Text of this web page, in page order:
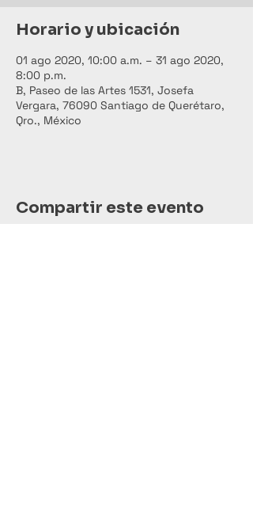
Horario y ubicación
01 ago 2020, 10:00 a.m. – 31 ago 2020,
8:00 p.m.
B, Paseo de las Artes 1531, Josefa
Vergara, 76090 Santiago de Querétaro,
Qro., México
Compartir este evento